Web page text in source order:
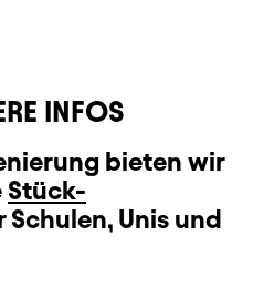
INFOS
bieten wir
Stück-
Schulen, Unis und